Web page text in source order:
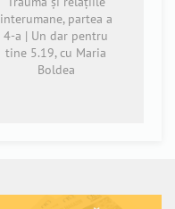
interumane, partea a
4-a | Un dar pentru
tine 5.19, cu Maria
Boldea